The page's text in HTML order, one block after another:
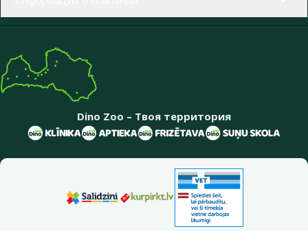
Dino Zoo – Твоя территория